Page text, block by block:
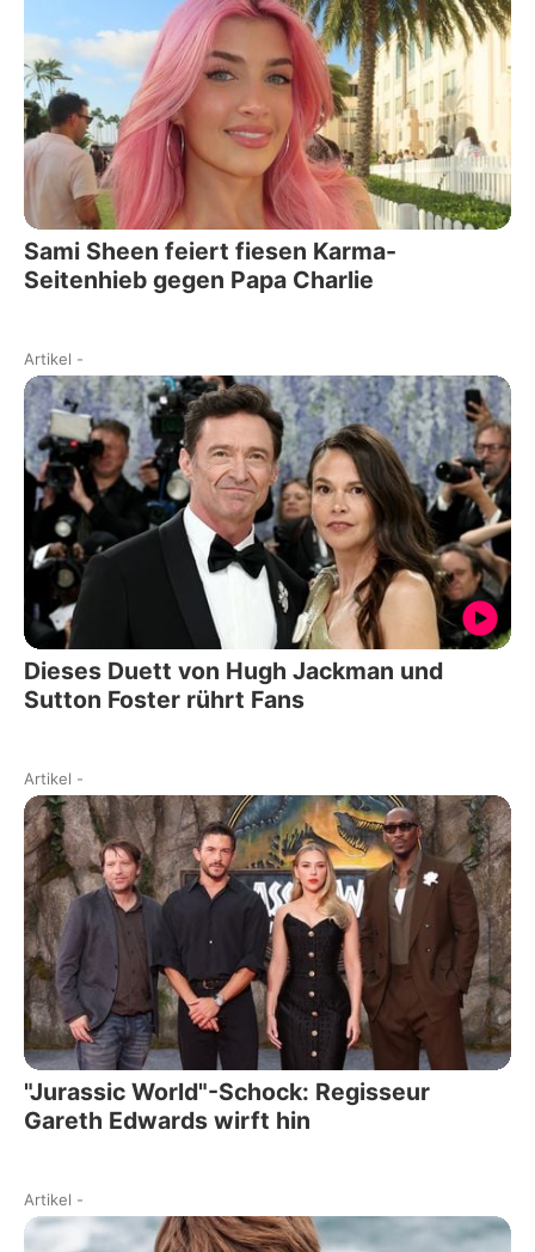
Sami Sheen feiert fiesen Karma-
Seitenhieb gegen Papa Charlie
Artikel -
Dieses Duett von Hugh Jackman und
Sutton Foster rührt Fans
Artikel -
"Jurassic World"-Schock: Regisseur
Gareth Edwards wirft hin
Artikel -